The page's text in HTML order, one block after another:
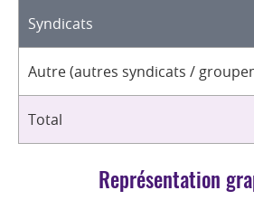
Syndicats
Autre (autres syndicats /
Total
Représentation